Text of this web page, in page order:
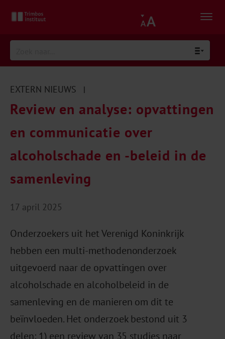
EXTERN NIEUWS |
Review en analyse: opvattingen
en communicatie over
alcoholschade en -beleid in de
samenleving
17 april 2025
Onderzoekers uit het Verenigd Koninkrijk
hebben een multi-methodenonderzoek
uitgevoerd naar de opvattingen over
alcoholschade en alcoholbeleid in de
samenleving en de manieren om dit te
beïnvloeden. Het onderzoek bestond uit 3
delen: 1) een review van 35 studies naar